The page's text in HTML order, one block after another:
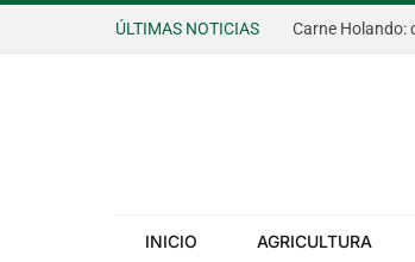
ÚLTIMAS NOTICIAS
INICIO AGRICULTURA